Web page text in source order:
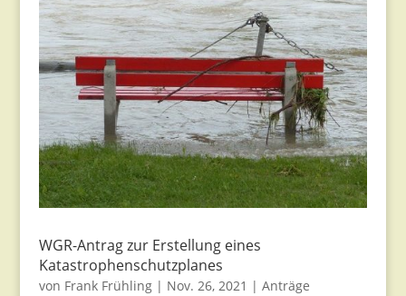
WGR-Antrag zur Erstellung eines
Katastrophenschutzplanes
von Frank Frühling| Nov. 26, 2021 | Anträge